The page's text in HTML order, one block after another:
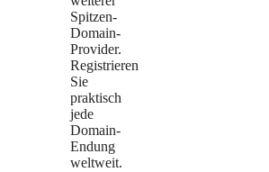
Spitzen-
Domain-
Provider.
Registrieren
Sie
praktisch
jede
Domain-
Endung
weltweit.